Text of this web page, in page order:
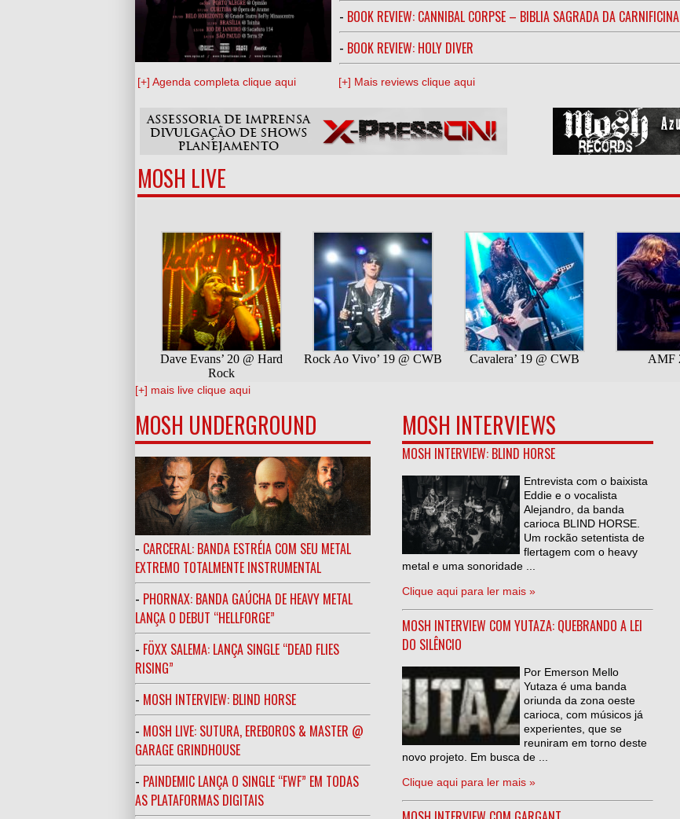
- BOOK REVIEW: CANNIBAL CORPSE – BIBLIA SAGRADA DA CARNIFICINA
- BOOK REVIEW: HOLY DIVER
[+] Agenda completa clique aqui [+] Mais reviews clique aqui
MOSH LIVE
[+] mais live clique aqui
MOSH UNDERGROUND
- CARCERAL: BANDA ESTRÉIA COM SEU METAL
EXTREMO TOTALMENTE INSTRUMENTAL
- PHORNAX: BANDA GAÚCHA DE HEAVY METAL
LANÇA O DEBUT “HELLFORGE”
- FÖXX SALEMA: LANÇA SINGLE “DEAD FLIES
RISING”
- MOSH INTERVIEW: BLIND HORSE
- MOSH LIVE: SUTURA, EREBOROS & MASTER @
GARAGE GRINDHOUSE
- PAINDEMIC LANÇA O SINGLE “FWF” EM TODAS
AS PLATAFORMAS DIGITAIS
MOSH INTERVIEWS
MOSH INTERVIEW: BLIND HORSE
Entrevista com o baixista
Eddie e o vocalista
Alejandro, da banda
carioca BLIND HORSE.
Um rockão setentista de
flertagem com o heavy
metal e uma sonoridade ...
Clique aqui para ler mais »
MOSH INTERVIEW COM YUTAZA: QUEBRANDO A LEI
DO SILÊNCIO
Por Emerson Mello
Yutaza é uma banda
oriunda da zona oeste
carioca, com músicos já
experientes, que se
reuniram em torno deste
novo projeto. Em busca de ...
Clique aqui para ler mais »